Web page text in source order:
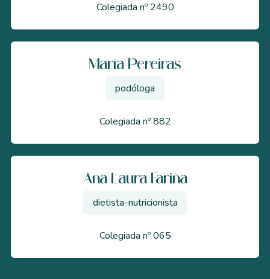
Colegiada nº 2490
María Pereiras
podóloga
Colegiada nº 882
Ana Laura Fariña
dietista-nutricionista
Colegiada nº 065